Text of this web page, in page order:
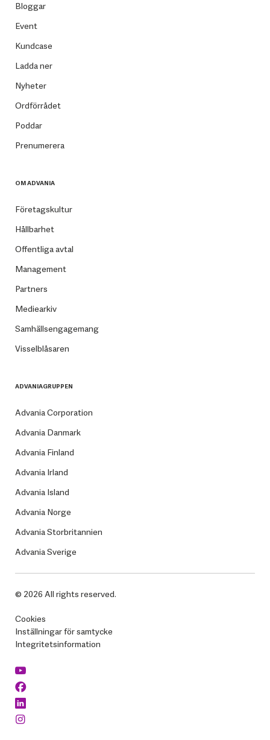
Bloggar
Event
Kundcase
Ladda ner
Nyheter
Ordförrådet
Poddar
Prenumerera
OM ADVANIA
Företagskultur
Hållbarhet
Offentliga avtal
Management
Partners
Mediearkiv
Samhällsengagemang
Visselblåsaren
ADVANIAGRUPPEN
Advania Corporation
Advania Danmark
Advania Finland
Advania Irland
Advania Island
Advania Norge
Advania Storbritannien
Advania Sverige
© 2026 All rights reserved.
Cookies
Inställningar för samtycke
Integritetsinformation